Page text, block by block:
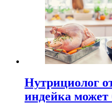
Нутрициолог
индейка